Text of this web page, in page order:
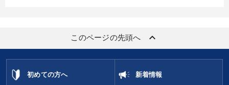
このページの先頭へ keyboard_arrow_up
初めての方へ 新着情報